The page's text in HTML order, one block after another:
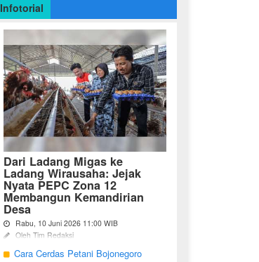
Infotorial
Dari Ladang Migas ke
Ladang Wirausaha: Jejak
Nyata PEPC Zona 12
Membangun Kemandirian
Desa
Rabu, 10 Juni 2026 11:00 WIB
Oleh Tim Redaksi
Bojonegoro - Berakhirnya fase
Cara Cerdas Petani Bojonegoro